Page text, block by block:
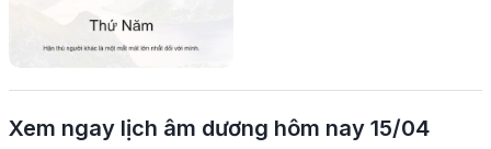
Xem ngay lịch âm dương hôm nay 15/04